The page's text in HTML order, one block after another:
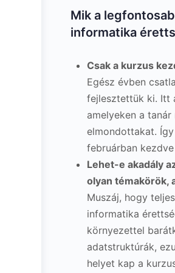
Mik a
informatika
Csak a kurzus
Egész évben
fejlesztettük ki. Itt
amelyeken a
elmondottakat. Így
februárban
Lehet-e akadály
olyan témakörök,
Muszáj, hogy
informatika
környezettel
adatstruktúrák,
helyet kap a